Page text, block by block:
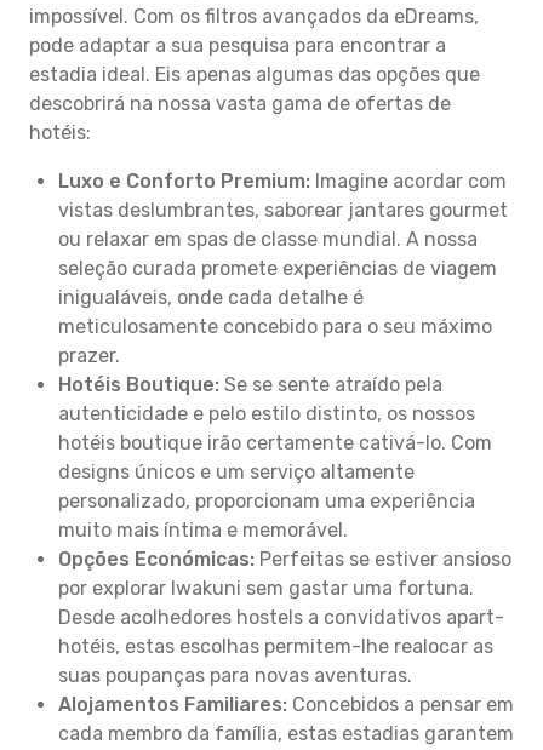
impossível. Com os filtros avançados da eDreams,
pode adaptar a sua pesquisa para encontrar a
estadia ideal. Eis apenas algumas das opções que
descobrirá na nossa vasta gama de ofertas de
hotéis:
Luxo e Conforto Premium: Imagine acordar com
vistas deslumbrantes, saborear jantares gourmet
ou relaxar em spas de classe mundial. A nossa
seleção curada promete experiências de viagem
inigualáveis, onde cada detalhe é
meticulosamente concebido para o seu máximo
prazer.
Hotéis Boutique: Se se sente atraído pela
autenticidade e pelo estilo distinto, os nossos
hotéis boutique irão certamente cativá-lo. Com
designs únicos e um serviço altamente
personalizado, proporcionam uma experiência
muito mais íntima e memorável.
Opções Económicas: Perfeitas se estiver ansioso
por explorar Iwakuni sem gastar uma fortuna.
Desde acolhedores hostels a convidativos apart-
hotéis, estas escolhas permitem-lhe realocar as
suas poupanças para novas aventuras.
Alojamentos Familiares: Concebidos a pensar em
cada membro da família, estas estadias garantem